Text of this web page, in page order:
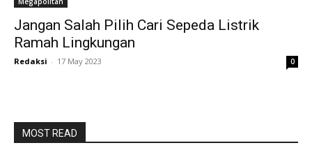
Jangan Salah Pilih Cari Sepeda Listrik
Ramah Lingkungan
Redaksi - 17 May 2023 0
MOST READ